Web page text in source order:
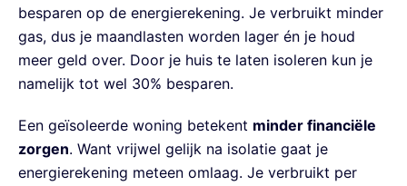
besparen op de energierekening. Je verbruikt minder
gas, dus je maandlasten worden lager én je houd
meer geld over. Door je huis te laten isoleren kun je
namelijk tot wel 30% besparen.
Een geïsoleerde woning betekent minder financiële
zorgen. Want vrijwel gelijk na isolatie gaat je
energierekening meteen omlaag. Je verbruikt per